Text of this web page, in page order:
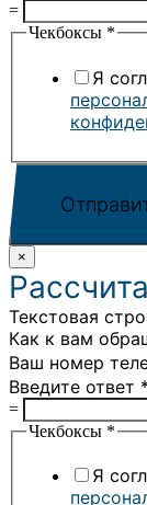
=
Чекбоксы *
Я
×
Текстовая
Как к вам
Ваш номер
Введите ответ *
=
Чекбоксы *
Я